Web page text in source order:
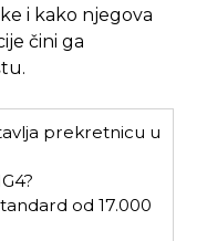
i kako njegova
čini ga
prekretnicu u
od 17.000